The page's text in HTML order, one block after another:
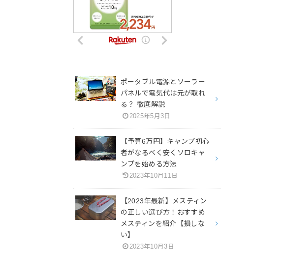
ポータブル電源とソーラー
パネルで電気代は元が取れ
る？ 徹底解説
2025年5月3日
【予算6万円】キャンプ初心
者がなるべく安くソロキャ
ンプを始める方法
2023年10月11日
【2023年最新】メスティン
の正しい選び方！おすすめ
メスティンを紹介【損しな
い】
2023年10月3日